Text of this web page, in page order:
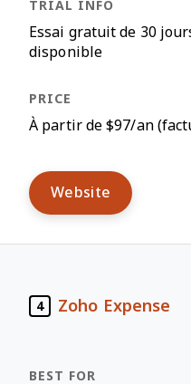
Essai gratuit de 30
disponible
À partir de $97/an
Website
4 Zoho Expense